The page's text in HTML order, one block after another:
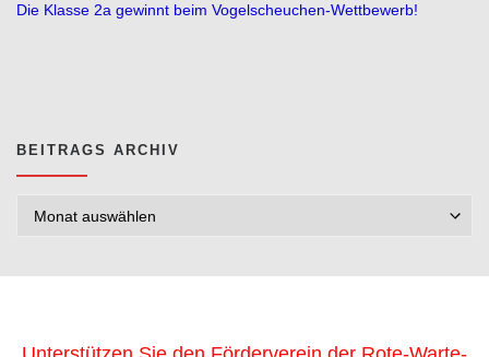
Die Klasse 2a gewinnt beim Vogelscheuchen-Wettbewerb!
BEITRAGS ARCHIV